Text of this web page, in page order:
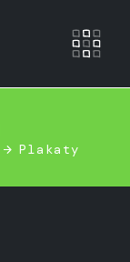
Plakaty